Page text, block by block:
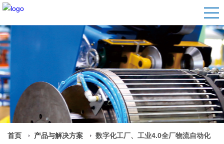
首页 产品与解决方案 数字化工厂、工业4.0全厂物流自动化